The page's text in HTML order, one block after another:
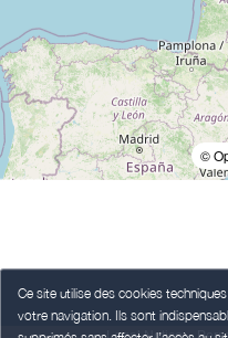
Ce site utilise des cookies
votre navigation. Ils sont
©